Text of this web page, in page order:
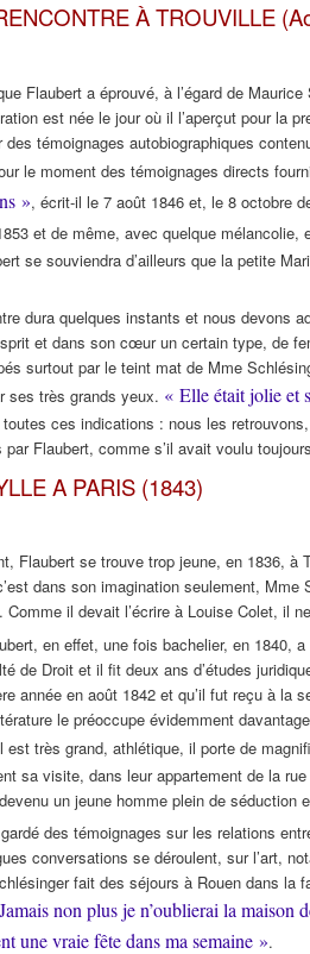
À TROUVILLE
Flaubert a éprouvé, à l’égard de
est née le jour où il l’aperçut pour la
témoignages autobiographiques
le moment des témoignages directs
», écrit-il le 7 août 1846 et, le 8 octobre
et de même, avec quelque mélancolie,
se souviendra d’ailleurs que la petite
dura quelques instants et nous devons
et dans son cœur un certain type, de
surtout par le teint mat de Mme
ses très grands yeux. « Elle était jolie et
ces indications : nous les
par Flaubert, comme s’il avait voulu
A PARIS (1843)
Flaubert se trouve trop jeune, en 1836, à
dans son imagination seulement,
il devait l’écrire à Louise Colet, il
en effet, une fois bachelier, en 1840,
de Droit et il fit deux ans d’études
année en août 1842 et qu’il fut reçu à
le préoccupe évidemment
est très grand, athlétique, il porte de
sa visite, dans leur appartement de la
un jeune homme plein de
des témoignages sur les relations
conversations se déroulent, sur l’art,
fait des séjours à Rouen dans la
non plus je n’oublierai la maison
une vraie fête dans ma semaine ».